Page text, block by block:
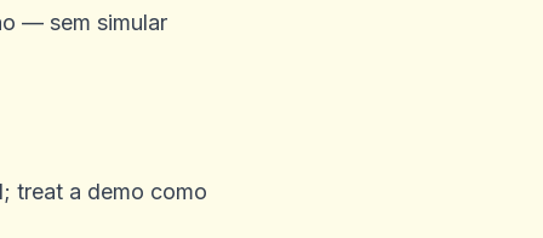
— sem simular
treat a demo como